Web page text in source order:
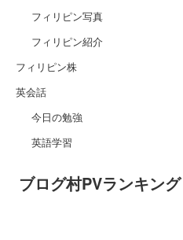
フィリピン写真
フィリピン紹介
フィリピン株
英会話
今日の勉強
英語学習
ブログ村PVランキング